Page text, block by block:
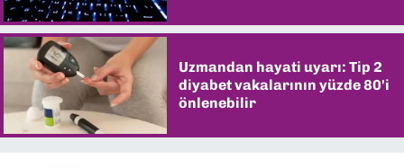
Uzmandan hayati uyarı: Tip 2
diyabet vakalarının yüzde 80'i
önlenebilir